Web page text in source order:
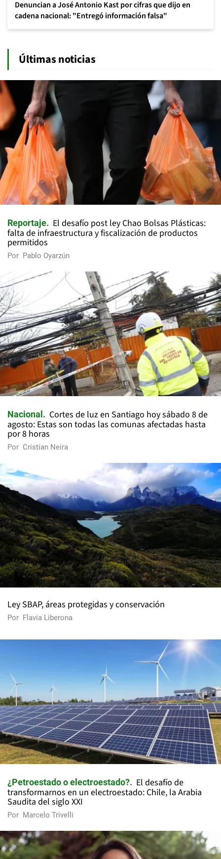
Denuncian a José Antonio Kast por cifras que dijo en
cadena nacional: "Entregó información falsa"
Últimas noticias
Reportaje
El desafío post ley Chao Bolsas Plásticas:
falta de infraestructura y fiscalización de productos
permitidos
Por Pablo Oyarzún
Nacional
Cortes de luz en Santiago hoy sábado 8 de
agosto: Estas son todas las comunas afectadas hasta
por 8 horas
Por Cristian Neira
Ley SBAP, áreas protegidas y conservación
Por Flavia Liberona
¿Petroestado o electroestado?
El desafío de
transformarnos en un electroestado: Chile, la Arabia
Saudita del siglo XXI
Por Marcelo Trivelli